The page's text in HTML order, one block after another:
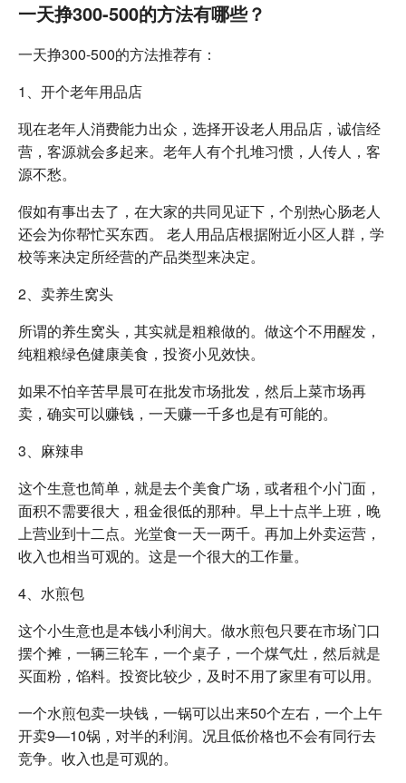
一天挣300-500的方法有哪些？
一天挣300-500的方法推荐有：
1、开个老年用品店
现在老年人消费能力出众，选择开设老人用品店，诚信经
营，客源就会多起来。老年人有个扎堆习惯，人传人，客
源不愁。
假如有事出去了，在大家的共同见证下，个别热心肠老人
还会为你帮忙买东西。 老人用品店根据附近小区人群，学
校等来决定所经营的产品类型来决定。
2、卖养生窝头
所谓的养生窝头，其实就是粗粮做的。做这个不用醒发，
纯粗粮绿色健康美食，投资小见效快。
如果不怕辛苦早晨可在批发市场批发，然后上菜市场再
卖，确实可以赚钱，一天赚一千多也是有可能的。
3、麻辣串
这个生意也简单，就是去个美食广场，或者租个小门面，
面积不需要很大，租金很低的那种。早上十点半上班，晚
上营业到十二点。光堂食一天一两千。再加上外卖运营，
收入也相当可观的。这是一个很大的工作量。
4、水煎包
这个小生意也是本钱小利润大。做水煎包只要在市场门口
摆个摊，一辆三轮车，一个桌子，一个煤气灶，然后就是
买面粉，馅料。投资比较少，及时不用了家里有可以用。
一个水煎包卖一块钱，一锅可以出来50个左右，一个上午
开卖9—10锅，对半的利润。况且低价格也不会有同行去
竞争。收入也是可观的。